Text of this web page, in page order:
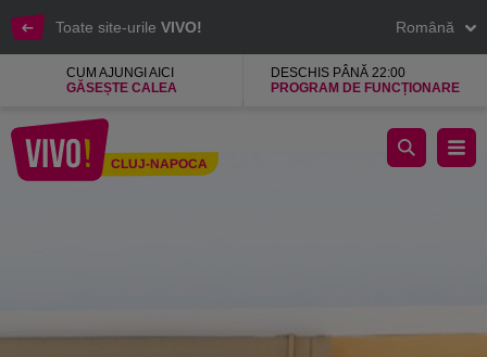
Toate site-urile VIVO! Română
CUM AJUNGI AICI
GĂSEȘTE CALEA
DESCHIS PÂNĂ 22:00
PROGRAM DE FUNCȚIONARE
CLUJ-NAPOCA
Motivi, haine si accesorii in tendinte pentru femei